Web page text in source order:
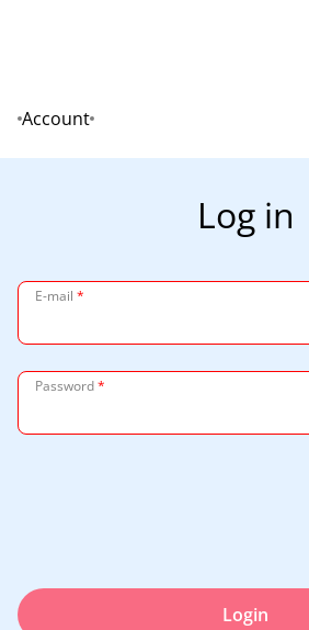
Home
Account
Log in
E-mail *
Password*
Login